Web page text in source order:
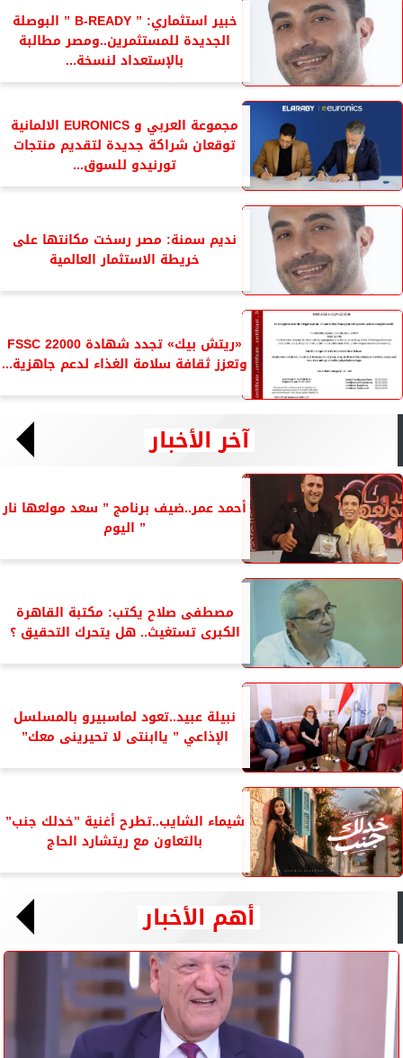
خبير استثماري: ” B-READY ” البوصلة
الجديدة للمستثمرين..ومصر مطالبة
بالإستعداد لنسخة...
مجموعة العربي و EURONICS الالمانية
توقعان شراكة جديدة لتقديم منتجات
تورنيدو للسوق...
نديم سمنة: مصر رسخت مكانتها على
خريطة الاستثمار العالمية
«ريتش بيك» تجدد شهادة FSSC 22000
وتعزز ثقافة سلامة الغذاء لدعم جاهزية...
آخر الأخبار
أحمد عمر..ضيف برنامج ” سعد مولعها نار
” اليوم
مصطفى صلاح يكتب: مكتبة القاهرة
الكبرى تستغيث.. هل يتحرك التحقيق ؟
نبيلة عبيد..تعود لماسبيرو بالمسلسل
الإذاعي ” ياابنتى لا تحيرينى معك”
شيماء الشايب..تطرح أغنية ”خدلك جنب”
بالتعاون مع ريتشارد الحاج
أهم الأخبار